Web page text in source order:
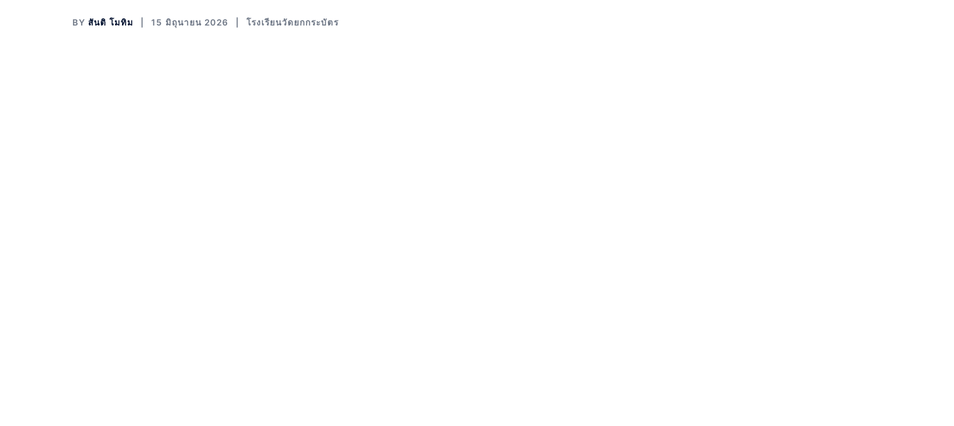
BY สันติ โมทิม 15 มิถุนายน 2026 โรงเรียนวัดยกกระบัตร